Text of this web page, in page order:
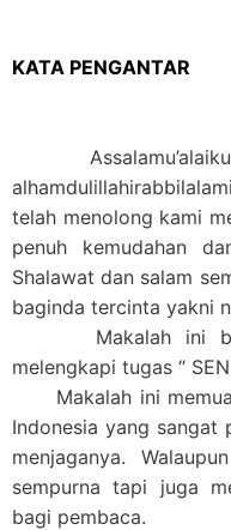
KATA PENGANTAR
Assalamu’alaikum
telah menolong kami
penuh kemudahan
Shalawat dan salam
baginda tercinta yakni
Makalah ini
melengkapi tugas “
Makalah ini
Indonesia yang sangat
menjaganya.
sempurna tapi juga
bagi pembaca.